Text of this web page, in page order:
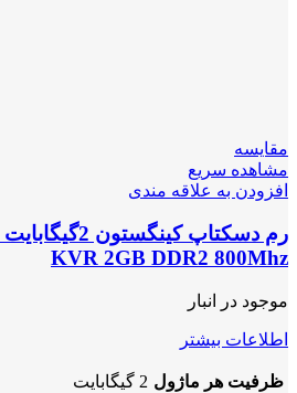
مقایسه
مشاهده سریع
افزودن به علاقه مندی
KVR 2GB DDR2 800Mhz
موجود در انبار
اطلاعات بیشتر
ظرفیت هر ماژول 2 گیگابایت